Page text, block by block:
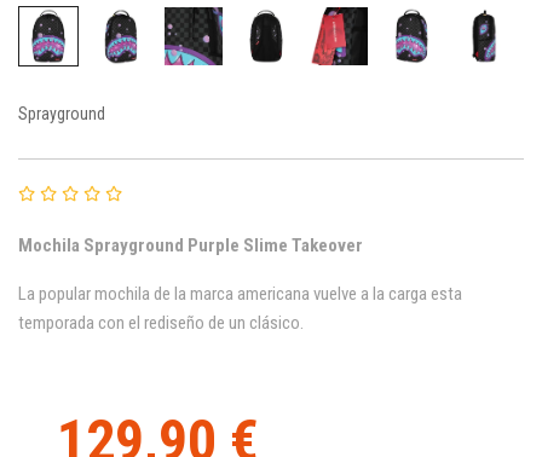
Sprayground
Mochila Sprayground Purple Slime Takeover
La popular mochila de la marca americana vuelve a la carga esta
temporada con el rediseño de un clásico.
129,90 €